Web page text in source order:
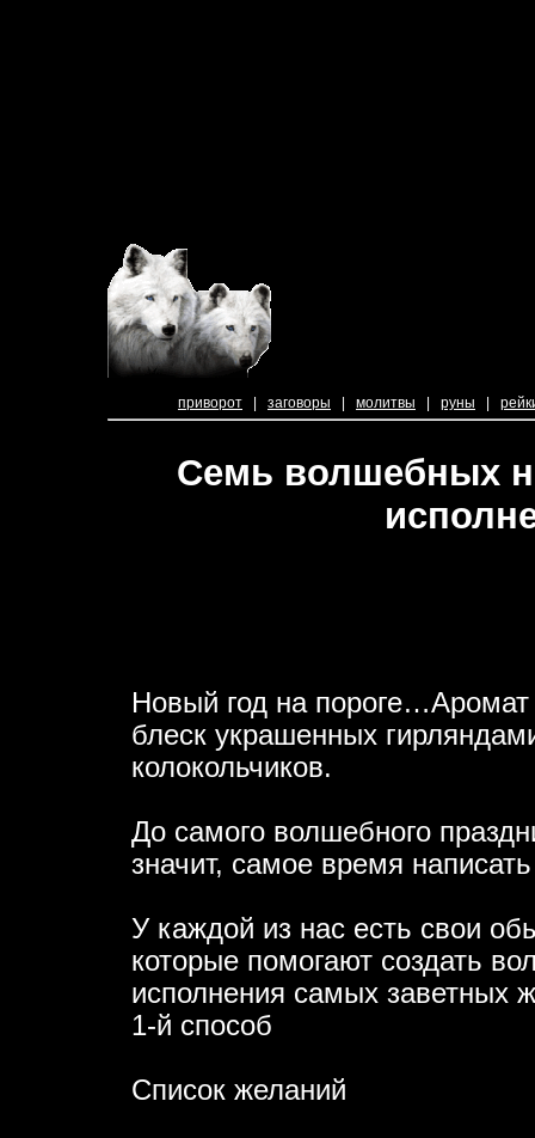
приворот заговоры молитвы руны
Семь волшебных
Новый год на
блеск украшенных
колокольчиков.
До самого волшебного
значит, самое время
У каждой из нас есть свои
которые помогают создать
исполнения самых заветных
1-й способ
Список желаний